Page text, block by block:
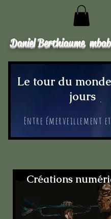
Daniel Berthiaume
Le tour du
jours
Entre émerveillement
Créations